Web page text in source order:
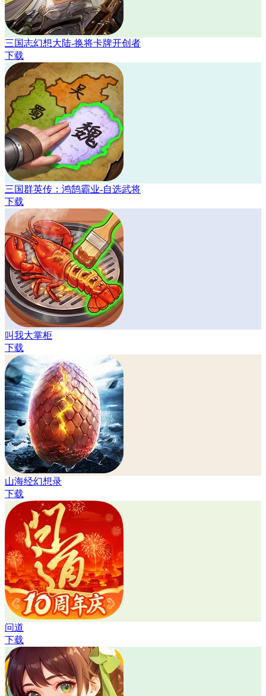
三国志幻想大陆-换将卡牌开创者
下载
三国群英传：鸿鹄霸业-自选武将
下载
叫我大掌柜
下载
山海经幻想录
下载
问道
下载